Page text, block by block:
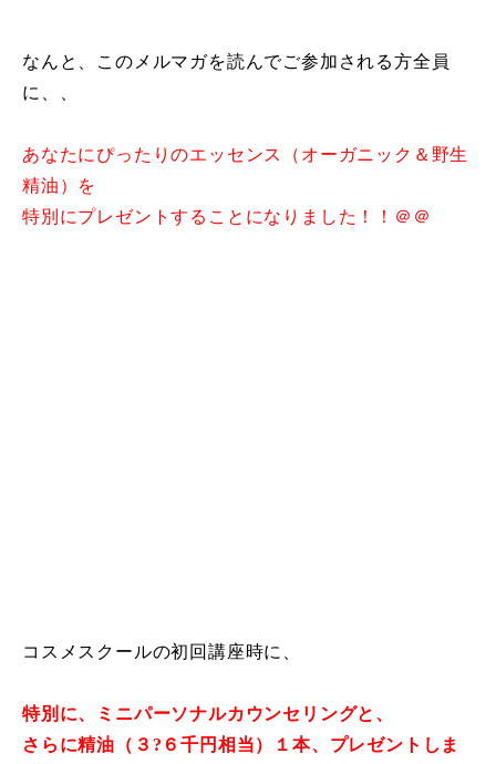
なんと、このメルマガを読んでご参加される方全員
に、、
あなたにぴったりのエッセンス（オーガニック＆野生
精油）を
特別にプレゼントすることになりました！！＠＠
コスメスクールの初回講座時に、
特別に、ミニパーソナルカウンセリングと、
さらに精油（３?６千円相当）１本、プレゼントしま